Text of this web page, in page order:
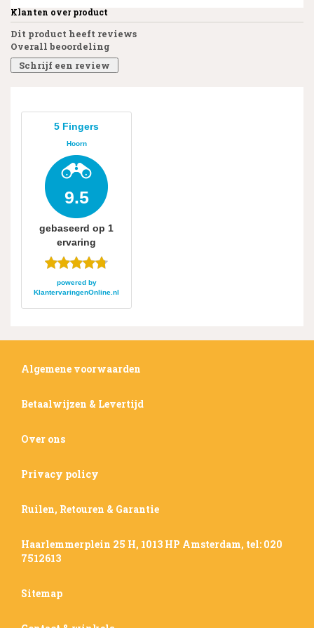
Klanten over product
Dit product heeft reviews
Overall beoordeling
Schrijf een review
5 Fingers
Hoorn
9.5
gebaseerd op 1
ervaring
powered by
KlantervaringenOnline.nl
Algemene voorwaarden
Betaalwijzen & Levertijd
Over ons
Privacy policy
Ruilen, Retouren & Garantie
Haarlemmerplein 25 H, 1013 HP Amsterdam, tel: 020
7512613
Sitemap